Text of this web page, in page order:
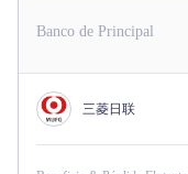
Banco de Principal
三菱日联